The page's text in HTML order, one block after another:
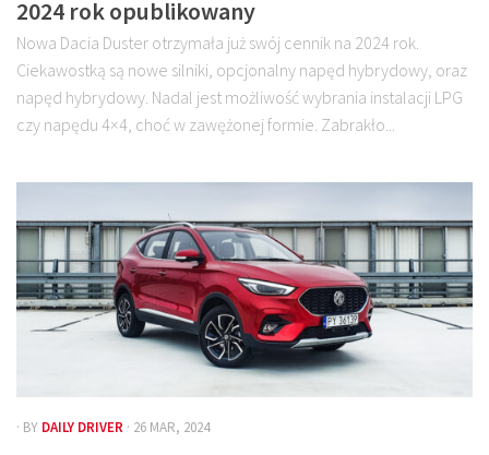
2024 rok opublikowany
Nowa Dacia Duster otrzymała już swój cennik na 2024 rok.
Ciekawostką są nowe silniki, opcjonalny napęd hybrydowy, oraz
napęd hybrydowy. Nadal jest możliwość wybrania instalacji LPG
czy napędu 4×4, choć w zawężonej formie. Zabrakło...
· BY DAILY DRIVER · 26 MAR, 2024